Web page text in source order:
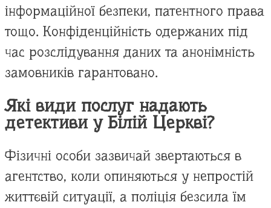
інформаційної безпеки, патентного права
тощо. Конфіденційність одержаних під
час розслідування даних та анонімність
замовників гарантовано.
Які види послуг надають
детективи у Білій Церкві?
Фізичні особи зазвичай звертаються в
агентство, коли опиняються у непростій
життєвій ситуації, а поліція безсила їм